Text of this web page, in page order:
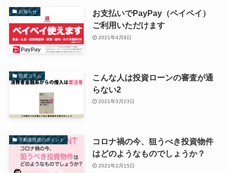
お知らせ
お支払いでPayPay（ペイペイ）
ご利用いただけます
2021年4月9日
投資コラム
こんな人は投資ローンの審査が通
らない2
2021年3月23日
不動産投資のポイント
コロナ禍の今、狙うべき投資物件
はどのようなものでしょうか？
2021年2月15日